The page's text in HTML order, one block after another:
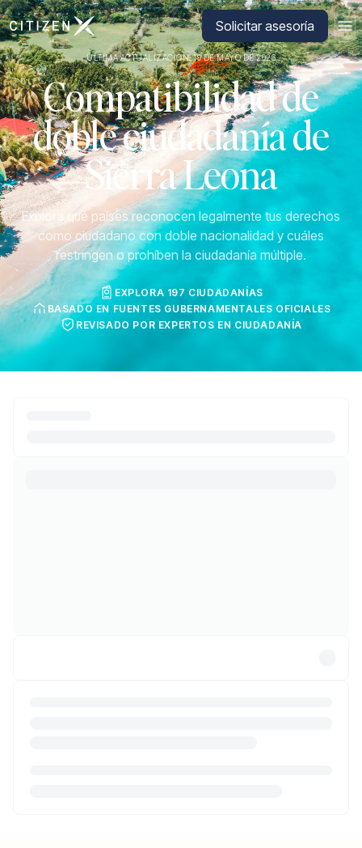
Ir a la página principal de CitizenX Solicitar asesoría
ÚLTIMA ACTUALIZACIÓN: 19 DE MAYO DE 2026
Compatibilidad de
doble ciudadanía de
Sierra Leona
Explora qué países reconocen legalmente tus derechos
como ciudadano con doble nacionalidad y cuáles
restringen o prohíben la ciudadanía múltiple.
EXPLORA 197 CIUDADANÍAS
BASADO EN FUENTES GUBERNAMENTALES OFICIALES
REVISADO POR EXPERTOS EN CIUDADANÍA